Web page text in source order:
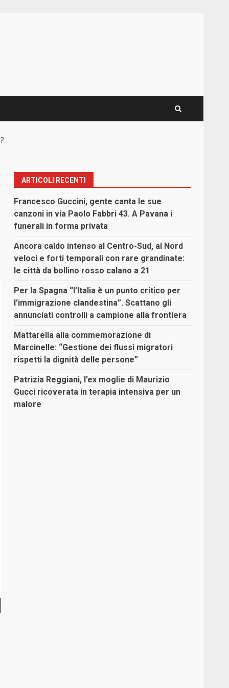
ARTICOLI RECENTI
Francesco Guccini, gente canta le sue
canzoni in via Paolo Fabbri 43. A Pavana i
funerali in forma privata
Ancora caldo intenso al Centro-Sud, al Nord
veloci e forti temporali con rare grandinate:
le città da bollino rosso calano a 21
Per la Spagna “l’Italia è un punto critico per
l’immigrazione clandestina”. Scattano gli
annunciati controlli a campione alla frontiera
Mattarella alla commemorazione di
Marcinelle: “Gestione dei flussi migratori
rispetti la dignità delle persone”
Patrizia Reggiani, l’ex moglie di Maurizio
Gucci ricoverata in terapia intensiva per un
malore